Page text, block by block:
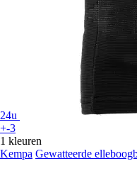
24u
+-3
1 kleuren
Kempa Gewatteerde